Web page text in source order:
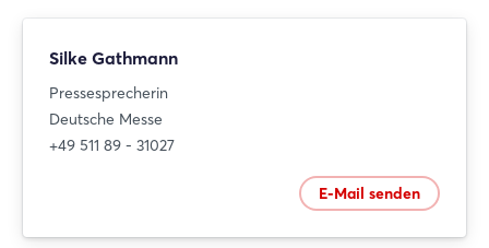
Silke Gathmann
Pressesprecherin
Deutsche Messe
+49 511 89 - 31027
E-Mail senden